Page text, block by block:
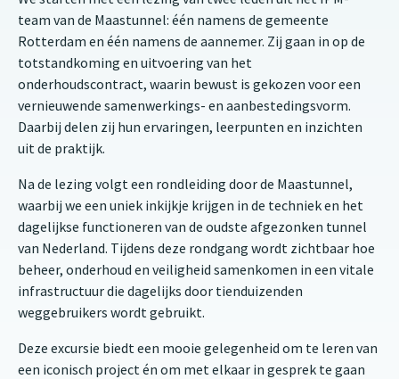
team van de Maastunnel: één namens de gemeente
Rotterdam en één namens de aannemer. Zij gaan in op de
totstandkoming en uitvoering van het
onderhoudscontract, waarin bewust is gekozen voor een
vernieuwende samenwerkings- en aanbestedingsvorm.
Daarbij delen zij hun ervaringen, leerpunten en inzichten
uit de praktijk.
Na de lezing volgt een rondleiding door de Maastunnel,
waarbij we een uniek inkijkje krijgen in de techniek en het
dagelijkse functioneren van de oudste afgezonken tunnel
van Nederland. Tijdens deze rondgang wordt zichtbaar hoe
beheer, onderhoud en veiligheid samenkomen in een vitale
infrastructuur die dagelijks door tienduizenden
weggebruikers wordt gebruikt.
Deze excursie biedt een mooie gelegenheid om te leren van
een iconisch project én om met elkaar in gesprek te gaan